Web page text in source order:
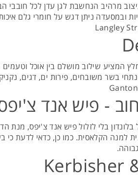
מרהיב הנחשבת לגן עדן לכל חובבי
ניתן דגש על חומרי גלם איכותיים ומרכיבים
בשר משובחים, פירות ים, דגים,
- פיש אנד
בלונדון בלי לזלול פיש אנד צ'יפס,
למנה הקלאסית. כמו כן, כדאי לדעת כי
Kerbisher